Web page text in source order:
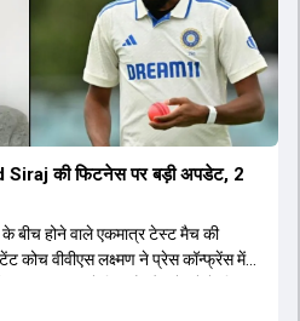
की फिटनेस पर बड़ी अपडेट, 2
बीच होने वाले एकमात्र टेस्ट मैच की
कोच वीवीएस लक्ष्मण ने प्रेस कॉन्फ्रेंस में
पूरी तरह से फिट हैं और खेलने के लिए
चोट के कारण उनके खेलने पर संदेह था,